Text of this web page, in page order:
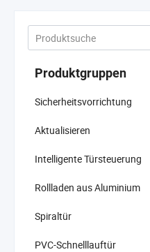
Produktgruppen
Sicherheitsvorrichtung
Aktualisieren
Intelligente Türsteuerung
Rollladen aus Aluminium
Spiraltür
PVC-Schnelllauftür